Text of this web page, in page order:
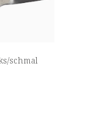
schmal